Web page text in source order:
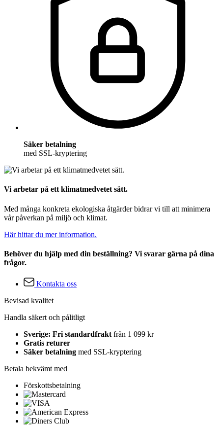
Säker betalning
med SSL-kryptering
Vi arbetar på ett klimatmedvetet sätt.
Med många konkreta ekologiska åtgärder bidrar vi till att minimera
vår påverkan på miljö och klimat.
Här hittar du mer information.
Behöver du hjälp med din beställning? Vi svarar gärna på dina
frågor.
Kontakta oss
Bevisad kvalitet
Handla säkert och pålitligt
Sverige: Fri standardfrakt från 1 099 kr
Gratis returer
Säker betalning med SSL-kryptering
Betala bekvämt med
Förskottsbetalning